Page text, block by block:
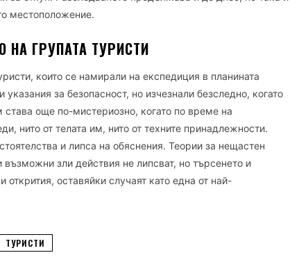
местоположение.
НА ГРУПАТА ТУРИСТИ
които се намирали на експедиция в планината
за безопасност, но изчезнали безследно, когато
става още по-мистериозно, когато по време на
нито от телата им, нито от техните принадлежности.
и липса на обяснения. Теории за нещастен
зли действия не липсват, но търсенето и
оставяйки случаят като една от най-
ТУРИСТИ